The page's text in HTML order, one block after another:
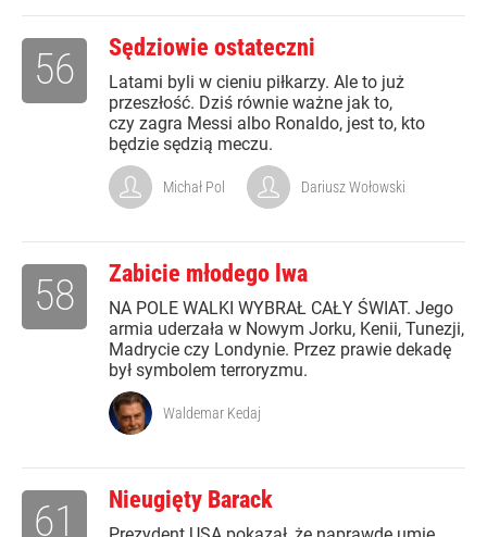
Sędziowie ostateczni
Latami byli w cieniu piłkarzy. Ale to już
przeszłość. Dziś równie ważne jak to,
czy zagra Messi albo Ronaldo, jest to, kto
będzie sędzią meczu.
56
Michał Pol Dariusz Wołowski
Zabicie młodego lwa
NA POLE WALKI WYBRAŁ CAŁY ŚWIAT. Jego
armia uderzała w Nowym Jorku, Kenii, Tunezji,
Madrycie czy Londynie. Przez prawie dekadę
był symbolem terroryzmu.
58
Waldemar Kedaj
Nieugięty Barack
61